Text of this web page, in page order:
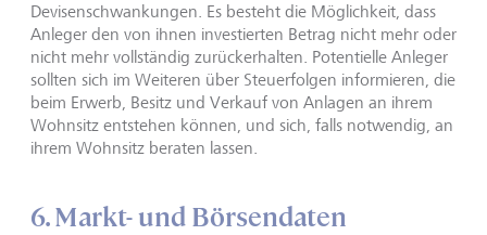
Devisenschwankungen. Es besteht die Möglichkeit, dass
Anleger den von ihnen investierten Betrag nicht mehr oder
nicht mehr vollständig zurückerhalten. Potentielle Anleger
sollten sich im Weiteren über Steuerfolgen informieren, die
beim Erwerb, Besitz und Verkauf von Anlagen an ihrem
Wohnsitz entstehen können, und sich, falls notwendig, an
ihrem Wohnsitz beraten lassen.
6. Markt- und Börsendaten